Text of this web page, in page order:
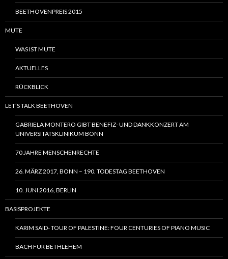
BEETHOVENPREIS 2015
MUTE
WAS IST MUTE
AKTUELLES
RÜCKBLICK
LET’S TALK BEETHOVEN
GABRIELA MONTERO GIBT BENEFIZ- UND DANKKONZERT AM
UNIVERSITÄTSKLINIKUM BONN
70 JAHRE MENSCHENRECHTE
26. MÄRZ 2017, BONN – 190. TODESTAG BEETHOVEN
10. JUNI 2016, BERLIN
BASISPROJEKTE
KARIM SAID- TOUR OF PALESTINE: FOUR CENTURIES OF PIANO MUSIC
BACH FÜR BETHLEHEM